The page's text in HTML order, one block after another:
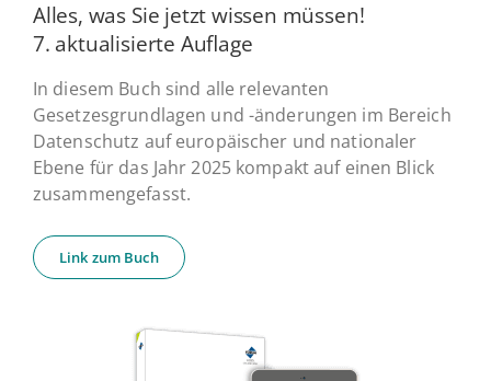
Alles, was Sie jetzt wissen müssen!
7. ak­tua­li­sier­te Auflage
In diesem Buch sind alle relevanten
Gesetzesgrundlagen und -änderungen im Bereich
Datenschutz auf europäischer und nationaler
Ebene für das Jahr 2025 kompakt auf einen Blick
zusammengefasst.
Link zum Buch